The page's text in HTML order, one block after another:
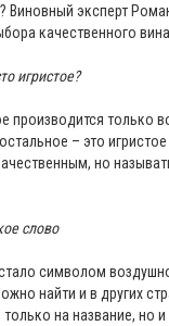
Виновный эксперт
качественного
игристое?
производится только
– это
но
слово
символом
найти и в других
на название, но